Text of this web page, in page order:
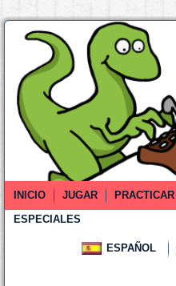
INICIO JUGAR PRACTICAR
ESPECIALES
ESPAÑOL